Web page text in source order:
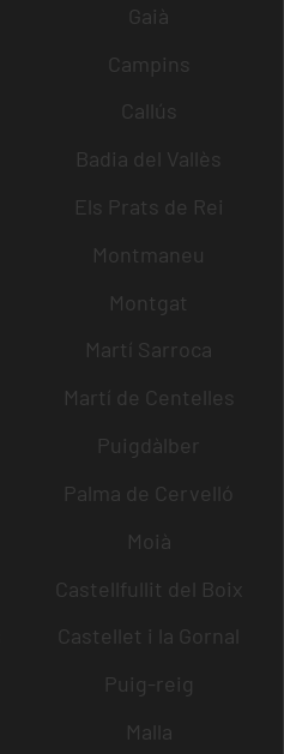
Gaià
Campins
Callús
Badia del Vallès
Els Prats de Rei
Montmaneu
Montgat
Martí Sarroca
Martí de Centelles
Puigdàlber
Palma de Cervelló
Moià
Castellfullit del Boix
Castellet i la Gornal
Puig-reig
Malla